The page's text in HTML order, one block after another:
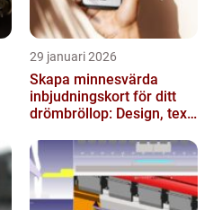
29 januari 2026
Skapa minnesvärda
inbjudningskort för ditt
drömbröllop: Design, text